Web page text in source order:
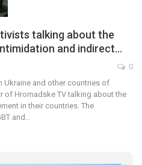
talking about the
and indirect…
0
Ukraine and other countries of
of Hromadske TV talking about the
in their countries. The
and…